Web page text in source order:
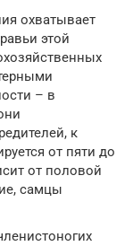
охватывает
этой
– в
к
от пяти до
от половой
самцы